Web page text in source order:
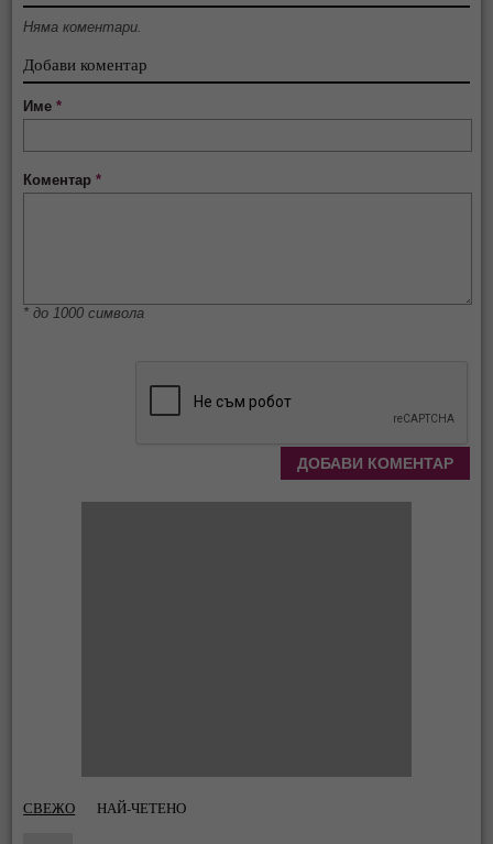
Няма коментари.
Добави коментар
Име*
Коментар*
* до 1000 символа
СВЕЖО НАЙ-ЧЕТЕНО